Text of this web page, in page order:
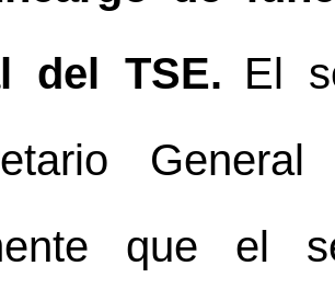
del TSE. El
que el